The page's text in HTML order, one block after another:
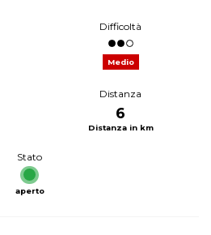
Difficoltà
Medio
Distanza
6
Distanza in km
Stato
aperto